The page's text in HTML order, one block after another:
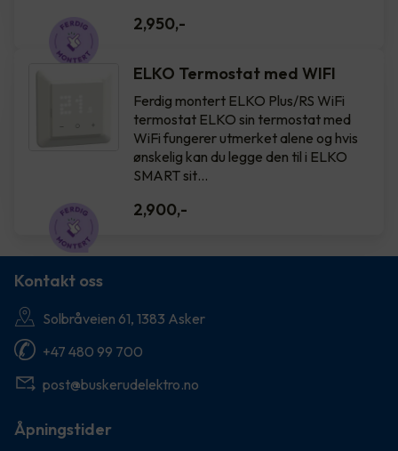
2,950,-
ELKO Termostat med WIFI
Ferdig montert ELKO Plus/RS WiFi
termostat ELKO sin termostat med
WiFi fungerer utmerket alene og hvis
ønskelig kan du legge den til i ELKO
SMART sit…
2,900,-
Kontakt oss
Solbråveien 61, 1383 Asker
+47 480 99 700
post@buskerudelektro.no
Åpningstider